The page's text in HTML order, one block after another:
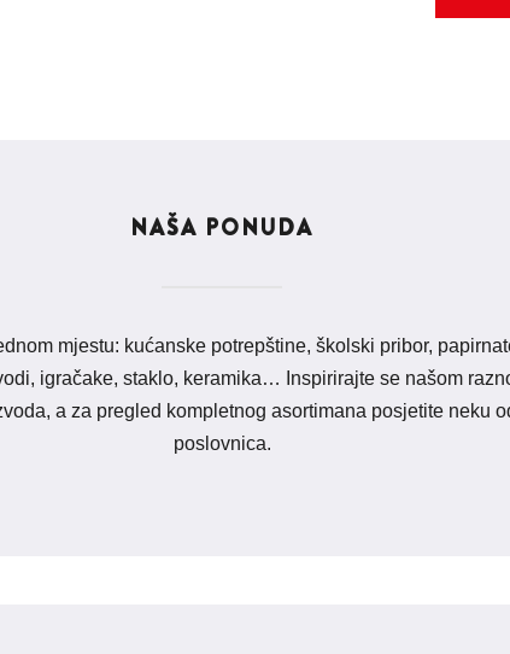
NAŠA PONUDA
mjestu: kućanske potrepštine, školski pribor,
igračake, staklo, keramika… Inspirirajte se našom
a za pregled kompletnog asortimana posjetite neku
poslovnica.